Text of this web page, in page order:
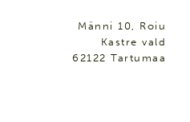
Männi 10, Roiu
Kastre vald
62122 Tartumaa